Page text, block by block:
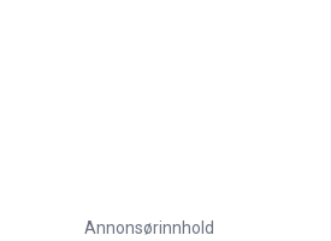
Annonsørinnhold